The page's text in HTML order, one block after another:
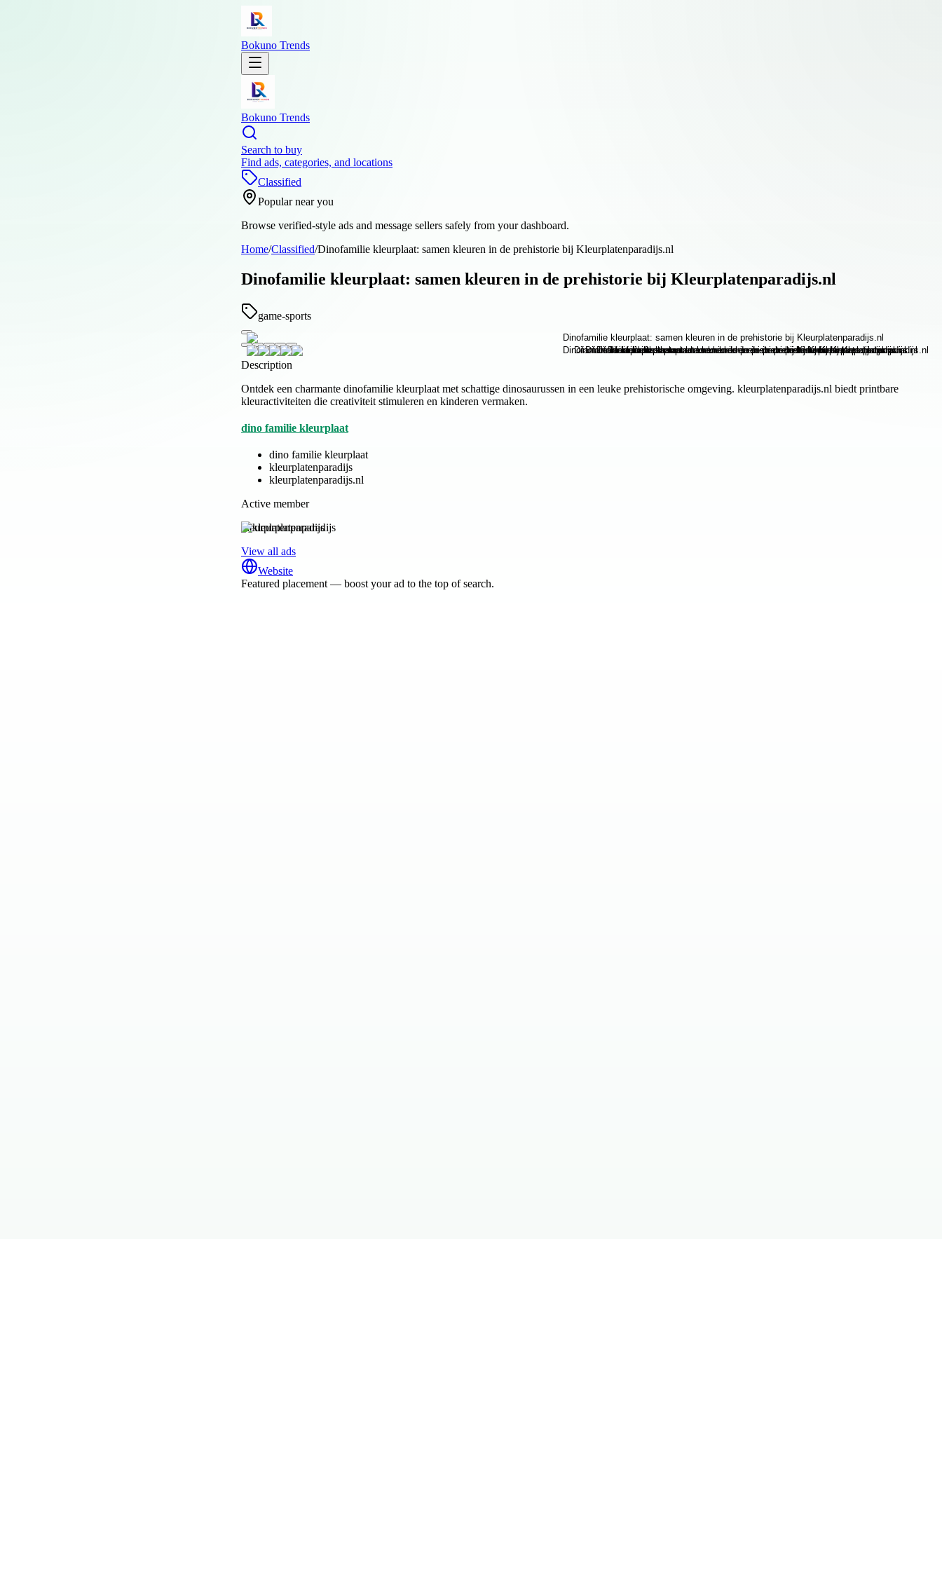
Bokuno Trends
Bokuno Trends
Search to buy
Find ads, categories, and locations
Classified
Popular near you
Browse verified-style ads and message sellers safely from your dashboard.
Home/Classified/Dinofamilie kleurplaat: samen kleuren in de prehistorie bij Kleurplatenparadijs.nl
Dinofamilie kleurplaat: samen kleuren in de prehistorie bij Kleurplatenparadijs.nl
game-sports
Description
Ontdek een charmante dinofamilie kleurplaat met schattige dinosaurussen in een leuke prehistorische omgeving. kleurplatenparadijs.nl biedt printbare
kleuractiviteiten die creativiteit stimuleren en kinderen vermaken.
dino familie kleurplaat
dino familie kleurplaat
kleurplatenparadijs
kleurplatenparadijs.nl
Active member
kleurplatenparadijs
View all ads
Website
Featured placement — boost your ad to the top of search.